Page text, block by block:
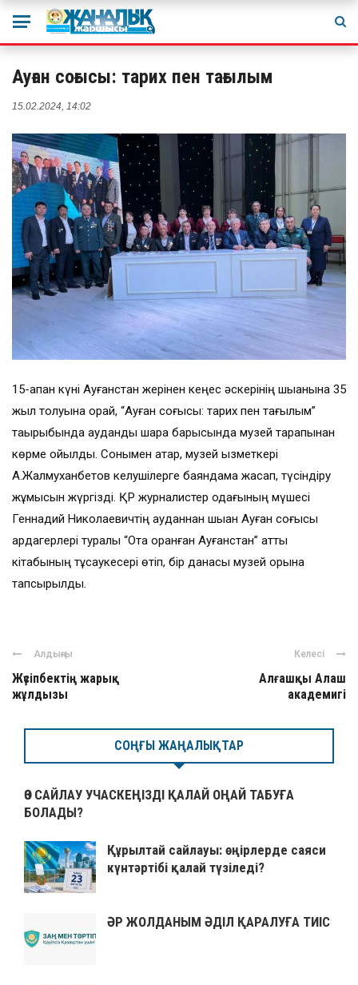
Ауған соғысы: тарих пен тағылым
15.02.2024, 14:02
15-ақпан күні Ауғанстан жерінен кеңес әскерінің шыққанына 35
жыл толуына орай, “Ауған соғысы: тарих пен тағылым”
тақырыбында аудандық шара барысында музей тарапынан
көрме қойылды. Сонымен қатар, музей қызметкері
А.Жалмуханбетов келушілерге баяндама жасап, түсіндіру
жұмысын жүргізді. ҚР журналистер одағының мүшесі
Геннадий Николаевичтің ауданнан шыққан Ауған соғысы
ардагерлері туралы “Отқа оранған Ауғанстан” атты
кітабының тұсаукесері өтіп, бір данасы музей қорына
тапсырылды.
Алдыңғы
Жүсіпбектің жарық
жұлдызы
Келесі
Алғашқы Алаш
академигі
СОҢҒЫ ЖАҢАЛЫҚТАР
ӨЗ САЙЛАУ УЧАСКЕҢІЗДІ ҚАЛАЙ ОҢАЙ ТАБУҒА
БОЛАДЫ?
Құрылтай сайлауы: өңірлерде саяси
күнтәртібі қалай түзіледі?
ӘР ЖОЛДАНЫМ ӘДІЛ ҚАРАЛУҒА ТИІС